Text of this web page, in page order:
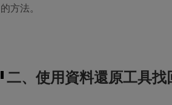
的方法。
二、使用資料還原工具